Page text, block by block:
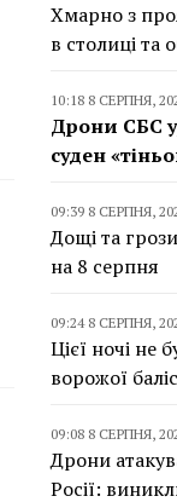
Хмарно з
в столиці та
10:18 8 СЕРПНЯ,
Дрони СБС
суден
09:39 8 СЕРПНЯ,
Дощі та
на 8 серпня
09:24 8 СЕРПНЯ,
Цієї ночі не
ворожої
09:08 8 СЕРПНЯ,
Дрони
Росії: